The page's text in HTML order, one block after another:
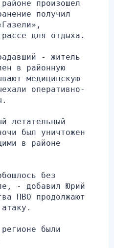
произошел
получил
для отдыха.
- житель
в районную
медицинскую
оперативно-
летательный
был уничтожен
в районе
без
- добавил Юрий
ПВО продолжают
были